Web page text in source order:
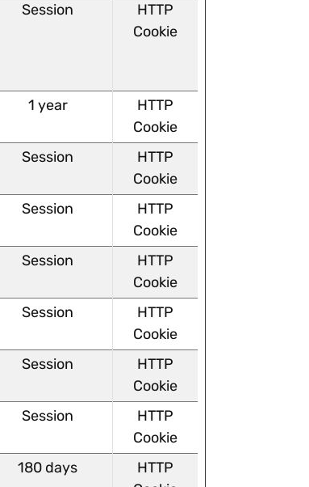
Session
HTTP
Cookie
1 year
HTTP
Cookie
Session
HTTP
Cookie
Session
HTTP
Cookie
Session
HTTP
Cookie
Session
HTTP
Cookie
Session
HTTP
Cookie
Session
HTTP
Cookie
180 days
HTTP